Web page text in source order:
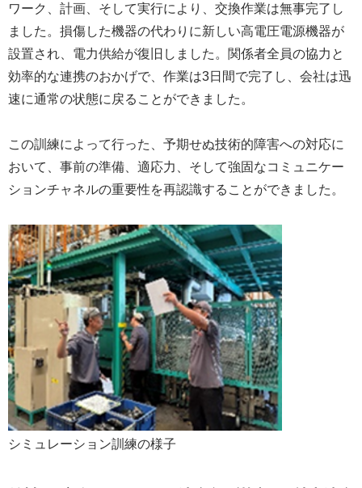
ワーク、計画、そして実行により、交換作業は無事完了し
ました。損傷した機器の代わりに新しい高電圧電源機器が
設置され、電力供給が復旧しました。関係者全員の協力と
効率的な連携のおかげで、作業は3日間で完了し、会社は迅
速に通常の状態に戻ることができました。
この訓練によって行った、予期せぬ技術的障害への対応に
おいて、事前の準備、適応力、そして強固なコミュニケー
ションチャネルの重要性を再認識することができました。
シミュレーション訓練の様子